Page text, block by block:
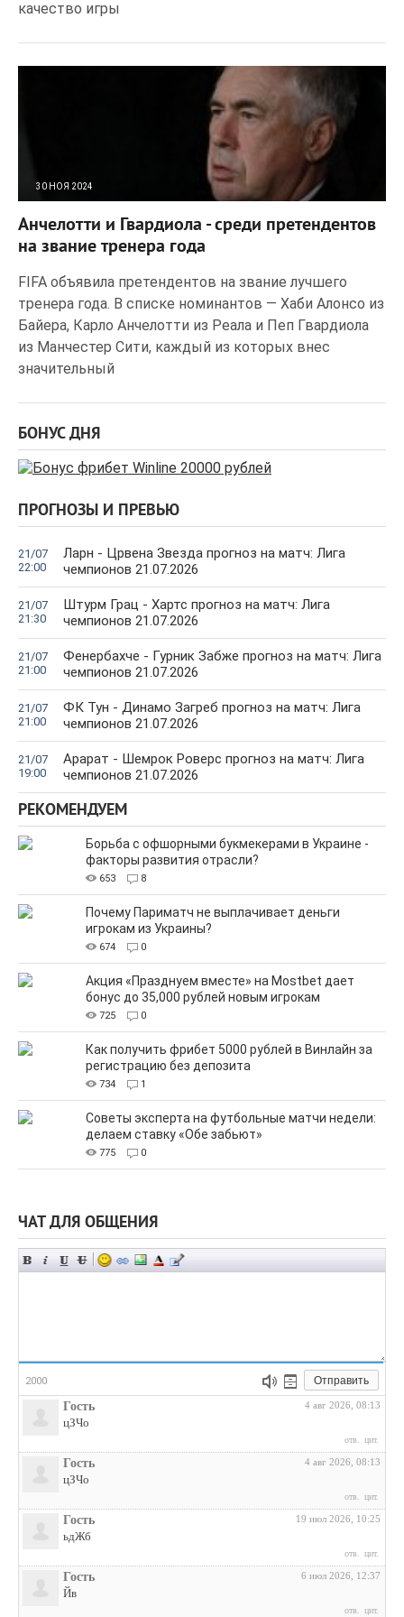
качество игры
30 НОЯ 2024
Анчелотти и Гвардиола - среди претендентов
на звание тренера года
FIFA объявила претендентов на звание лучшего
тренера года. В списке номинантов — Хаби Алонсо из
Байера, Карло Анчелотти из Реала и Пеп Гвардиола
из Манчестер Сити, каждый из которых внес
значительный
БОНУС ДНЯ
ПРОГНОЗЫ И ПРЕВЬЮ
21/07
22:00
Ларн - Црвена Звезда прогноз на матч: Лига
чемпионов 21.07.2026
21/07
21:30
Штурм Грац - Хартс прогноз на матч: Лига
чемпионов 21.07.2026
21/07
21:00
Фенербахче - Гурник Забже прогноз на матч: Лига
чемпионов 21.07.2026
21/07
21:00
ФК Тун - Динамо Загреб прогноз на матч: Лига
чемпионов 21.07.2026
21/07
19:00
Арарат - Шемрок Роверс прогноз на матч: Лига
чемпионов 21.07.2026
РЕКОМЕНДУЕМ
Борьба с офшорными букмекерами в Украине -
факторы развития отрасли?
653 8
Почему Париматч не выплачивает деньги
игрокам из Украины?
674 0
Акция «Празднуем вместе» на Mostbet дает
бонус до 35,000 рублей новым игрокам
725 0
Как получить фрибет 5000 рублей в Винлайн за
регистрацию без депозита
734 1
Советы эксперта на футбольные матчи недели:
делаем ставку «Обе забьют»
775 0
ЧАТ ДЛЯ ОБЩЕНИЯ
Отправить
2000
Гость 4 авг 2026, 08:13
цЗЧо
отв. цит.
Гость 4 авг 2026, 08:13
цЗЧо
отв. цит.
Гость 19 июл 2026, 10:25
ьдЖб
отв. цит.
Гость 6 июл 2026, 12:37
Йв
отв. цит.